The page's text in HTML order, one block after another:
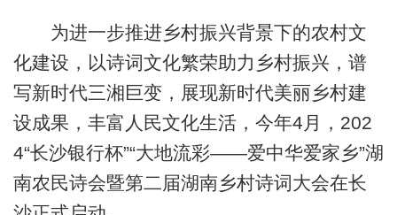
为进一步推进乡村振兴背景下的农村文
化建设，以诗词文化繁荣助力乡村振兴，谱
写新时代三湘巨变，展现新时代美丽乡村建
设成果，丰富人民文化生活，今年4月，202
4“长沙银行杯”“大地流彩——爱中华爱家乡”湖
南农民诗会暨第二届湖南乡村诗词大会在长